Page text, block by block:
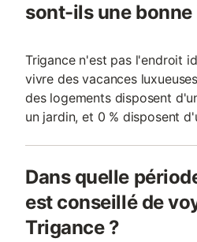
sont-ils une bonne
Trigance n'est pas l'endroit
vivre des vacances
des logements disposent
un jardin, et 0 % disposent
Dans quelle
est conseillé de
Trigance ?